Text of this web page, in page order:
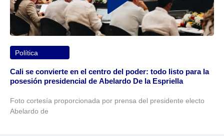
Política
Cali se convierte en el centro del poder: todo listo para la
posesión presidencial de Abelardo De la Espriella
Foto cortesía proporcionada por prensa del presidente electo
Abelardo de